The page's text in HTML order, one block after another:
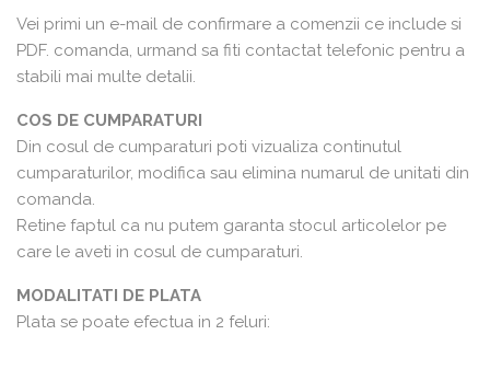
Vei primi un e-mail de confirmare a comenzii ce include si
PDF. comanda, urmand sa fiti contactat telefonic pentru a
stabili mai multe detalii.
COS DE CUMPARATURI
Din cosul de cumparaturi poti vizualiza continutul
cumparaturilor, modifica sau elimina numarul de unitati din
comanda.
Retine faptul ca nu putem garanta stocul articolelor pe
care le aveti in cosul de cumparaturi.
MODALITATI DE PLATA
Plata se poate efectua in 2 feluri: